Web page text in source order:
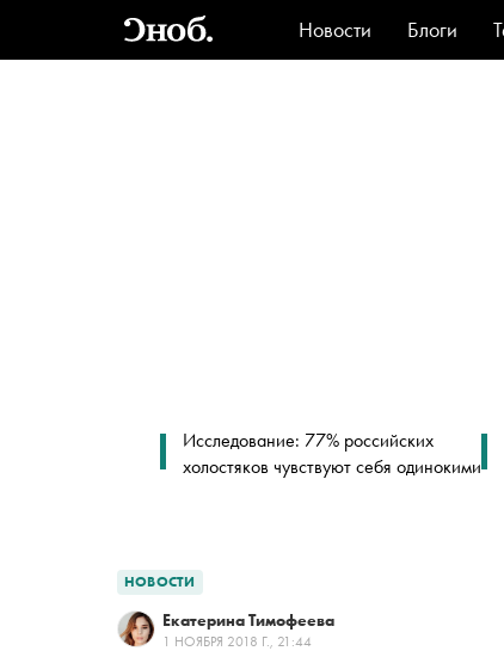
Новости Блоги
Стиль
Исследование: 77% российских
холостяков чувствуют себя одинокими
НОВОСТИ
Екатерина Тимофеева
1 НОЯБРЯ 2018 Г., 21:44